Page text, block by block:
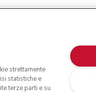
strettamente
statistiche e
terze parti e su